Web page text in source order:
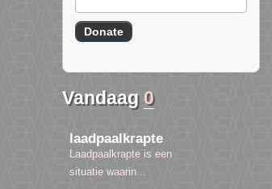
Vandaag 0
laadpaalkrapte
Laadpaalkrapte is een
situatie waarin...